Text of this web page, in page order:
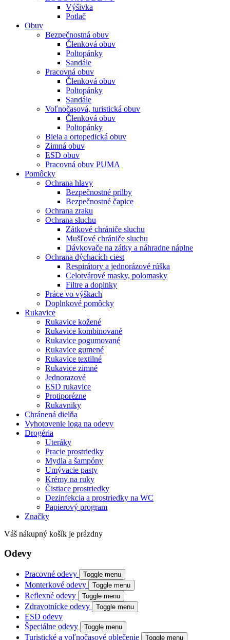
Výšivka
Potlač
Obuv
Bezpečnostná obuv
Členková obuv
Poltopánky
Sandále
Pracovná obuv
Členková obuv
Poltopánky
Sandále
Voľnočasová, turistická obuv
Členková obuv
Poltopánky
Biela a ortopedická obuv
Zimná obuv
ESD obuv
Pracovná obuv PUMA
Pomôcky
Ochrana hlavy
Bezpečnostné prilby
Bezpečnostné čapice
Ochrana zraku
Ochrana sluchu
Zátkové chrániče sluchu
Mušľové chrániče sluchu
Dávkovače na zátky a náhradne náplne
Ochrana dýchacích ciest
Respirátory a jednorázové rúška
Celotvárové masky, polomasky
Filtre a doplnky
Práce vo výškach
Doplnkové pomôcky
Rukavice
Rukavice kožené
Rukavice kombinované
Rukavice pogumované
Rukavice gumené
Rukavice textilné
Rukavice zimné
Jednorazové
ESD rukavice
Protiporézne
Rukavniky
Chránená dielňa
Vyhotovenie loga na odevy
Drogéria
Uteráky
Pracie prostriedky
Mydla a šampóny
Umývacie pasty
Krémy na ruky
Čistiace prostriedky
Dezinfekcia a prostriedky na WC
Papierový program
Značky
Váš nákupný košík je prázdny
Odevy
Pracovné odevy Toggle menu
Monterkové odevy Toggle menu
Reflexné odevy Toggle menu
Zdravotnícke odevy Toggle menu
ESD odevy
Špeciálne odevy
Toggle menu
Turistické a voľnočasové oblečenie Toggle menu